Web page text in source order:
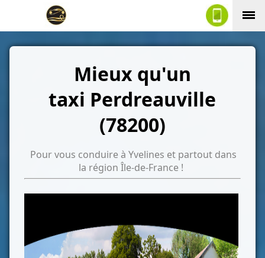
Mieux qu'un
taxi Perdreauville
(78200)
Pour vous conduire à Yvelines et partout dans
la région Île-de-France !